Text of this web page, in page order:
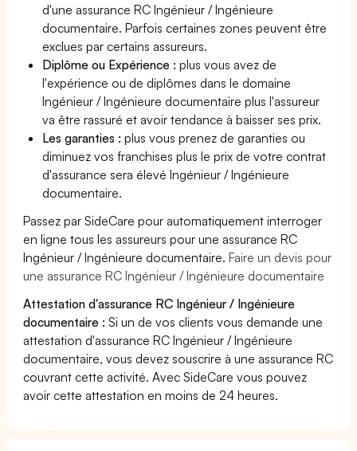
d'une assurance RC Ingénieur / Ingénieure
documentaire. Parfois certaines zones peuvent être
exclues par certains assureurs.
Diplôme ou Expérience :plus vous avez de
l'expérience ou de diplômes dans le domaine
Ingénieur / Ingénieure documentaire plus l'assureur
va être rassuré et avoir tendance à baisser ses prix.
Les garanties :plus vous prenez de garanties ou
diminuez vos franchises plus le prix de votre contrat
d'assurance sera élevé Ingénieur / Ingénieure
documentaire.
Passez par SideCare pour automatiquement interroger
en ligne tous les assureurs pour une assurance RC
Ingénieur / Ingénieure documentaire.Faire un devis pour
une assurance RC Ingénieur / Ingénieure documentaire
Attestation d'assurance RC Ingénieur / Ingénieure
documentaire : Si un de vos clients vous demande une
attestation d'assurance RC Ingénieur / Ingénieure
documentaire, vous devez souscrire à une assurance RC
couvrant cette activité. Avec SideCare vous pouvez
avoir cette attestation en moins de 24 heures.